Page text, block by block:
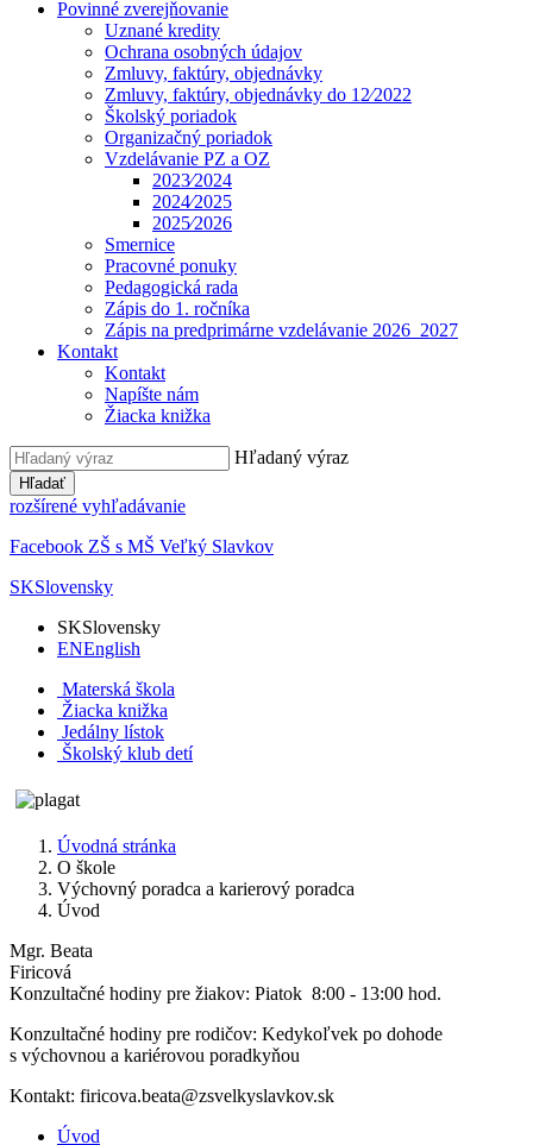
Povinné zverejňovanie
Uznané kredity
Ochrana osobných údajov
Zmluvy, faktúry, objednávky
Zmluvy, faktúry, objednávky do 12⁄2022
Školský poriadok
Organizačný poriadok
Vzdelávanie PZ a OZ
2023⁄2024
2024⁄2025
2025⁄2026
Smernice
Pracovné ponuky
Pedagogická rada
Zápis do 1. ročníka
Zápis na predprimárne vzdelávanie 2026_2027
Kontakt
Kontakt
Napíšte nám
Žiacka knižka
Hľadaný výraz
Hľadať
rozšírené vyhľadávanie
Facebook ZŠ s MŠ Veľký Slavkov
SKSlovensky
SKSlovensky
ENEnglish
Materská škola
Žiacka knižka
Jedálny lístok
Školský klub detí
Úvodná stránka
O škole
Výchovný poradca a karierový poradca
Úvod
Mgr. Beata
Konzultačné hodiny pre žiakov: Piatok 8:00 - 13:00 hod.
Konzultačné hodiny pre rodičov: Kedykoľvek po dohode
s výchovnou a kariérovou poradkyňou
Kontakt: firicova.beata@zsvelkyslavkov.sk
Úvod